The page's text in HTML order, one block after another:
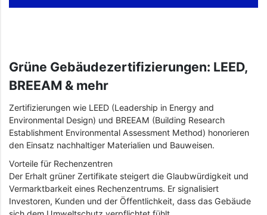
Grüne Gebäudezertifizierungen: LEED,
BREEAM & mehr
Zertifizierungen wie LEED (Leadership in Energy and
Environmental Design) und BREEAM (Building Research
Establishment Environmental Assessment Method) honorieren
den Einsatz nachhaltiger Materialien und Bauweisen.
Vorteile für Rechenzentren
Der Erhalt grüner Zertifikate steigert die Glaubwürdigkeit und
Vermarktbarkeit eines Rechenzentrums. Er signalisiert
Investoren, Kunden und der Öffentlichkeit, dass das Gebäude